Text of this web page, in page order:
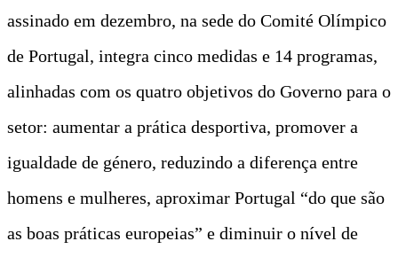
assinado em dezembro, na sede do Comité Olímpico
de Portugal, integra cinco medidas e 14 programas,
alinhadas com os quatro objetivos do Governo para o
setor: aumentar a prática desportiva, promover a
igualdade de género, reduzindo a diferença entre
homens e mulheres, aproximar Portugal “do que são
as boas práticas europeias” e diminuir o nível de